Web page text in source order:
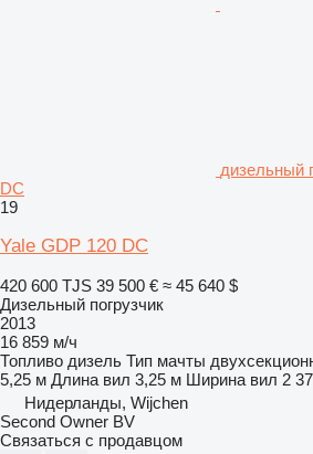
дизельный
DC
19
Yale GDP 120 DC
420 600 TJS 39 500 € ≈ 45 640 $
Дизельный погрузчик
2013
16 859 м/ч
Топливо дизель Тип мачты
5,25 м Длина вил 3,25 м Ширина вил 2
Нидерланды, Wijchen
Second Owner BV
Связаться с продавцом